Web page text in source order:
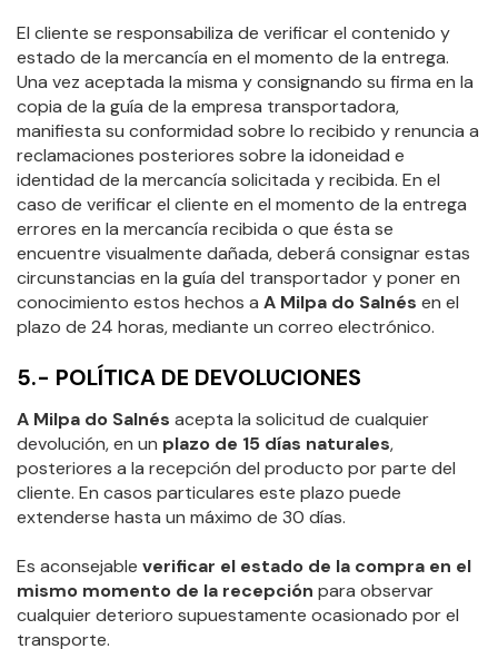
El cliente se responsabiliza de verificar el contenido y
estado de la mercancía en el momento de la entrega.
Una vez aceptada la misma y consignando su firma en la
copia de la guía de la empresa transportadora,
manifiesta su conformidad sobre lo recibido y renuncia a
reclamaciones posteriores sobre la idoneidad e
identidad de la mercancía solicitada y recibida. En el
caso de verificar el cliente en el momento de la entrega
errores en la mercancía recibida o que ésta se
encuentre visualmente dañada, deberá consignar estas
circunstancias en la guía del transportador y poner en
conocimiento estos hechos a A Milpa do Salnés en el
plazo de 24 horas, mediante un correo electrónico.
5.- POLÍTICA DE DEVOLUCIONES
A Milpa do Salnés acepta la solicitud de cualquier
devolución, en un plazo de 15 días naturales,
posteriores a la recepción del producto por parte del
cliente. En casos particulares este plazo puede
extenderse hasta un máximo de 30 días.
Es aconsejable verificar el estado de la compra en el
mismo momento de la recepción para observar
cualquier deterioro supuestamente ocasionado por el
transporte.